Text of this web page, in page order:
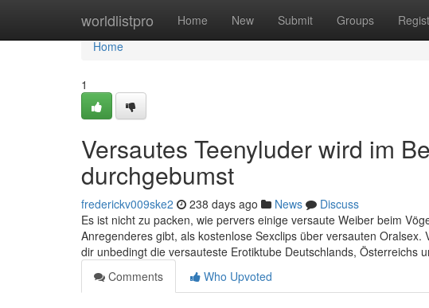
worldlistpro Home New Submit Groups
Home
Home
1
Versautes Teenyluder wird im
durchgebumst
frederickv009ske2 238 days ago News
Discuss
Es ist nicht zu packen, wie pervers einige versaute Weiber beim
Anregenderes gibt, als kostenlose Sexclips über versauten
dir unbedingt die versauteste Erotiktube Deutschlands, Österreichs
Comments
Who Upvoted